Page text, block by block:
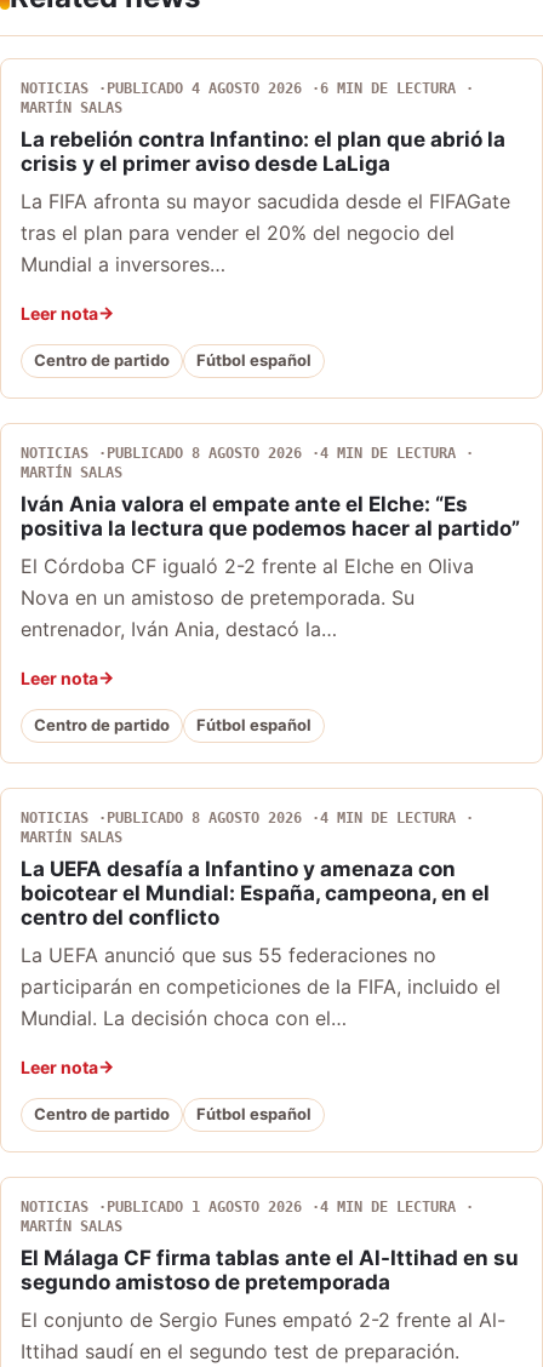
NOTICIAS PUBLICADO 4 AGOSTO 2026
6 MIN DE LECTURA
MARTÍN SALAS
La rebelión contra Infantino: el plan que abrió la
crisis y el primer aviso desde LaLiga
La FIFA afronta su mayor sacudida desde el FIFAGate
tras el plan para vender el 20% del negocio del
Mundial a inversores…
Leer nota
Centro de partido Fútbol español
NOTICIAS PUBLICADO 8 AGOSTO 2026
4 MIN DE LECTURA
MARTÍN SALAS
Iván Ania valora el empate ante el Elche: “Es
positiva la lectura que podemos hacer al partido”
El Córdoba CF igualó 2-2 frente al Elche en Oliva
Nova en un amistoso de pretemporada. Su
entrenador, Iván Ania, destacó la…
Leer nota
Centro de partido Fútbol español
NOTICIAS PUBLICADO 8 AGOSTO 2026
4 MIN DE LECTURA
MARTÍN SALAS
La UEFA desafía a Infantino y amenaza con
boicotear el Mundial: España, campeona, en el
centro del conflicto
La UEFA anunció que sus 55 federaciones no
participarán en competiciones de la FIFA, incluido el
Mundial. La decisión choca con el…
Leer nota
Centro de partido Fútbol español
NOTICIAS PUBLICADO 1 AGOSTO 2026
4 MIN DE LECTURA
MARTÍN SALAS
El Málaga CF firma tablas ante el Al-Ittihad en su
segundo amistoso de pretemporada
El conjunto de Sergio Funes empató 2-2 frente al Al-
Ittihad saudí en el segundo test de preparación.